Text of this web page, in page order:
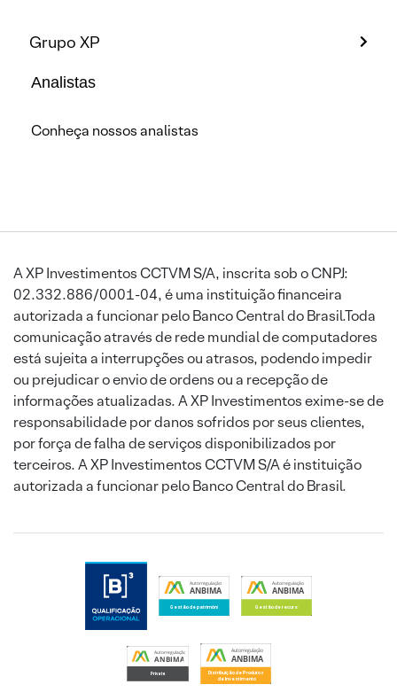
Grupo XP
Analistas
Conheça nossos analistas
A XP Investimentos CCTVM S/A, inscrita sob o CNPJ:
02.332.886/0001-04, é uma instituição financeira
autorizada a funcionar pelo Banco Central do Brasil.Toda
comunicação através de rede mundial de computadores
está sujeita a interrupções ou atrasos, podendo impedir
ou prejudicar o envio de ordens ou a recepção de
informações atualizadas. A XP Investimentos exime-se de
responsabilidade por danos sofridos por seus clientes,
por força de falha de serviços disponibilizados por
terceiros. A XP Investimentos CCTVM S/A é instituição
autorizada a funcionar pelo Banco Central do Brasil.